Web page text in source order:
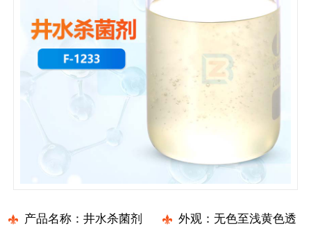
产品名称：井水杀菌剂
外观：无色至浅黄色透